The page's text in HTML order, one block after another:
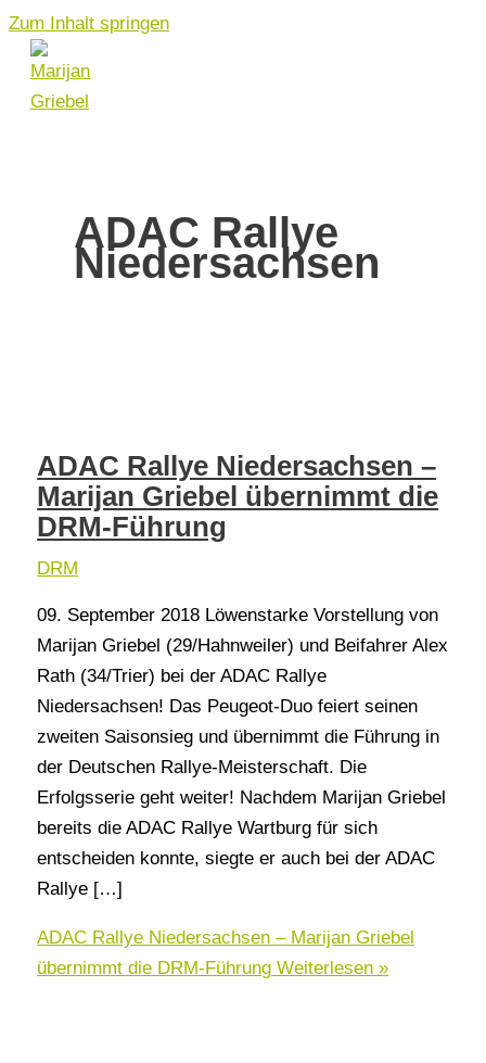
Zum Inhalt springen
ADAC Rallye
Niedersachsen
ADAC Rallye Niedersachsen –
Marijan Griebel übernimmt die
DRM-Führung
DRM
09. September 2018 Löwenstarke Vorstellung von
Marijan Griebel (29/Hahnweiler) und Beifahrer Alex
Rath (34/Trier) bei der ADAC Rallye
Niedersachsen! Das Peugeot-Duo feiert seinen
zweiten Saisonsieg und übernimmt die Führung in
der Deutschen Rallye-Meisterschaft. Die
Erfolgsserie geht weiter! Nachdem Marijan Griebel
bereits die ADAC Rallye Wartburg für sich
entscheiden konnte, siegte er auch bei der ADAC
Rallye […]
ADAC Rallye Niedersachsen – Marijan Griebel
übernimmt die DRM-Führung Weiterlesen »